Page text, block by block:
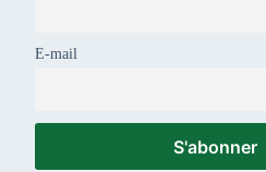
E-mail